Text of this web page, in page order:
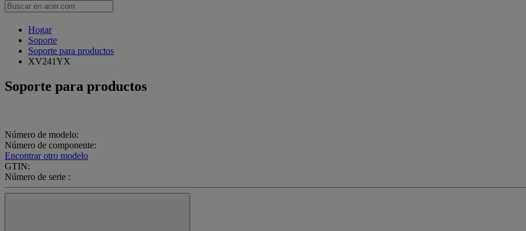
Hogar
Soporte
Soporte para productos
XV241YX
Soporte para productos
Número de modelo:
Número de componente:
Encontrar otro modelo
GTIN:
Número de serie :